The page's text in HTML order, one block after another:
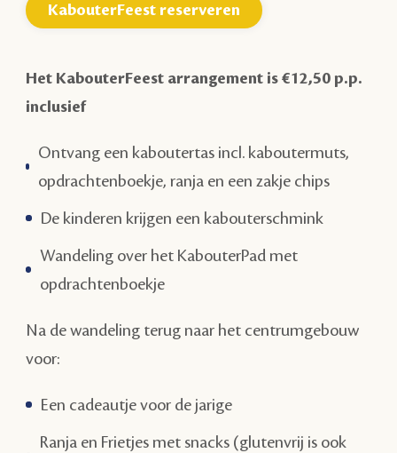
KabouterFeest reserveren
Het KabouterFeest arrangement is €12,50 p.p.
inclusief
Ontvang een kaboutertas incl. kaboutermuts,
opdrachtenboekje, ranja en een zakje chips
De kinderen krijgen een kabouterschmink
Wandeling over het KabouterPad met
opdrachtenboekje
Na de wandeling terug naar het centrumgebouw
voor:
Een cadeautje voor de jarige
Ranja en Frietjes met snacks (glutenvrij is ook